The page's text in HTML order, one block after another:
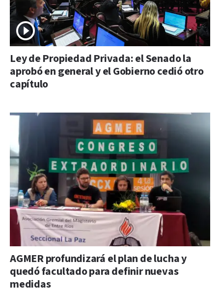
Ley de Propiedad Privada: el Senado la
aprobó en general y el Gobierno cedió otro
capítulo
AGMER profundizará el plan de lucha y
quedó facultado para definir nuevas
medidas